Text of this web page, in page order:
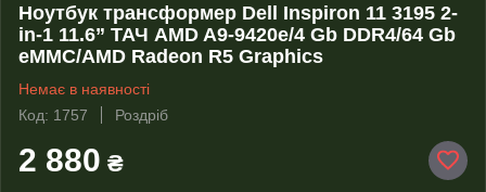
Ноутбук трансформер Dell Inspiron 11 3195 2-
in-1 11.6” ТАЧ AMD A9-9420e/4 Gb DDR4/64 Gb
eMMC/AMD Radeon R5 Graphics
Немає в наявності
Код: 1757
Роздріб
2 880 ₴